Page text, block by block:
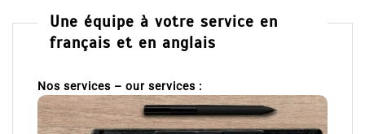
Une équipe à votre service en
français et en anglais
Nos services – our services :